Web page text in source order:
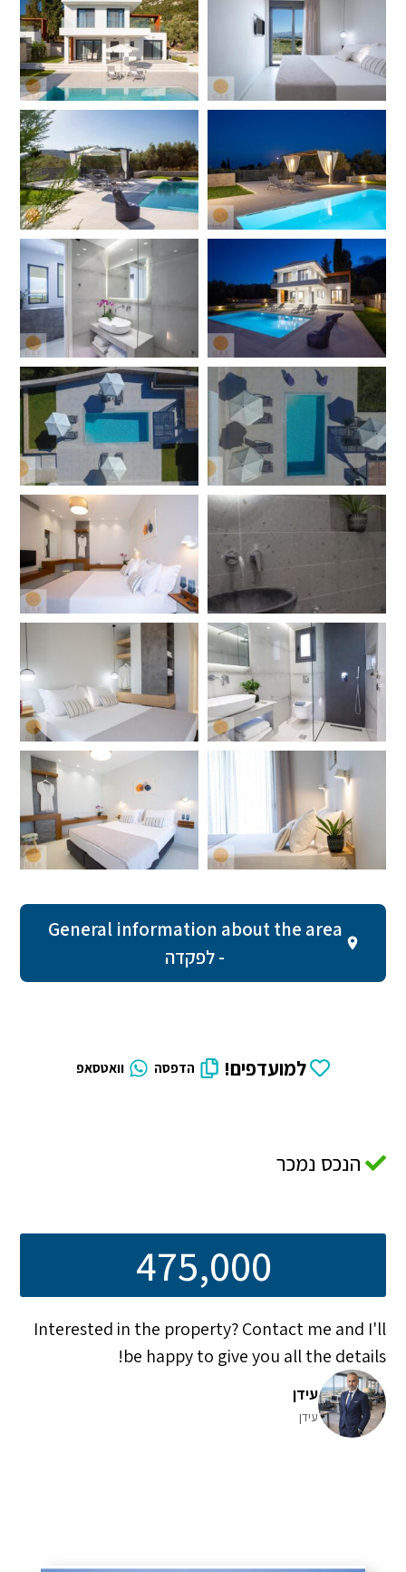
General information about the area
- לפקדה
למועדפים! הדפסה וואטסאפ
הנכס נמכר
475,000
Interested in the property? Contact me and I'll
be happy to give you all the details!
עידן
עידן